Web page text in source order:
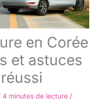
en Corée
et astuces
4 minutes de lecture /